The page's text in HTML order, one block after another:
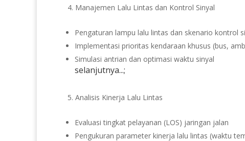
Manajemen Lalu Lintas dan Kontrol Sinyal
Pengaturan lampu lalu lintas dan skenario kontrol
Implementasi prioritas kendaraan khusus (bus,
Simulasi antrian dan optimasi waktu sinyal
selanjutnya...;
Analisis Kinerja Lalu Lintas
Evaluasi tingkat pelayanan (LOS) jaringan jalan
Pengukuran parameter kinerja lalu lintas (waktu